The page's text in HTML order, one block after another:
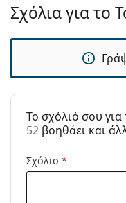
Άλλα
Τύπος:
Χρήση:
Μοντέλο:
Σχόλια για το
To σχόλιό σου
52 βοηθάει και
Σχόλιο *